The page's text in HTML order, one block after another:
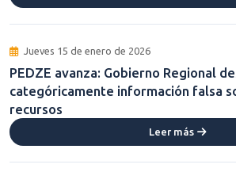
Jueves 15 de enero de 2026
PEDZE avanza: Gobierno Regional
categóricamente información falsa
recursos
Leer más